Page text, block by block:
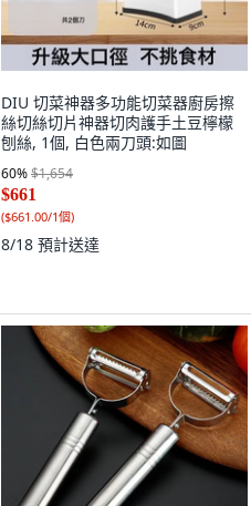
DIU 切菜神器多功能切菜器廚房擦
絲切絲切片神器切肉護手土豆檸檬
刨絲, 1個, 白色兩刀頭:如圖
60%$1,654
$661
($661.00/1個)
8/18 預計送達